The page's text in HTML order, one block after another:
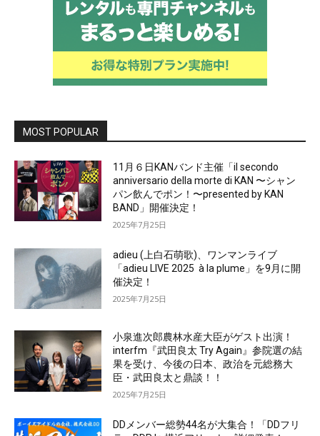
MOST POPULAR
11月６日KANバンド主催「il secondo
anniversario della morte di KAN 〜シャン
パン飲んでポン！〜presented by KAN
BAND」開催決定！
2025年7月25日
adieu (上白石萌歌)、ワンマンライブ
「adieu LIVE 2025 à la plume」を9月に開
催決定！
2025年7月25日
小泉進次郎農林水産大臣がゲスト出演！
interfm『武田良太 Try Again』参院選の結
果を受け、今後の日本、政治を元総務大
臣・武田良太と鼎談！！
2025年7月25日
DDメンバー総勢44名が大集合！「DDフリ